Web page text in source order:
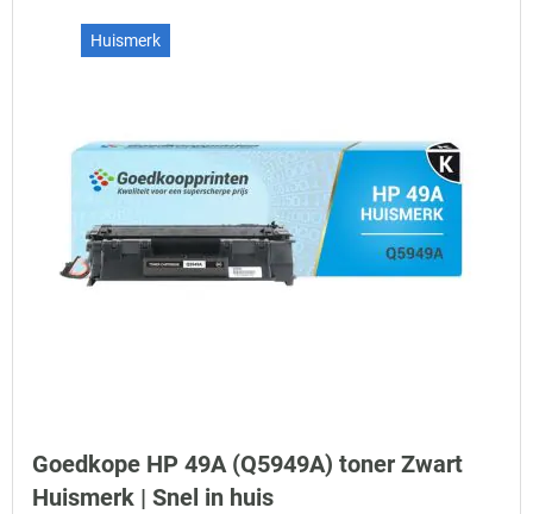
Huismerk
Goedkope HP 49A (Q5949A) toner Zwart
Huismerk | Snel in huis